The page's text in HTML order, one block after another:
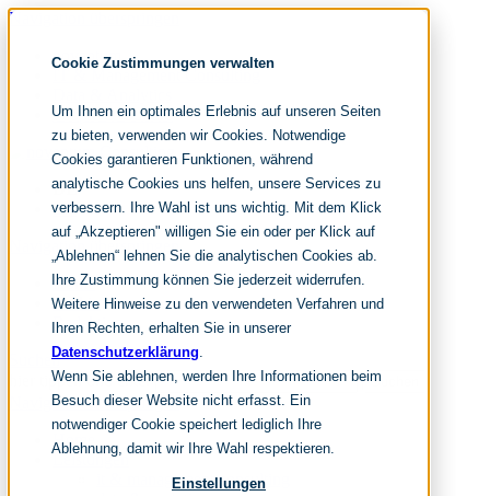
Cookie Zustimmungen verwalten
Um Ihnen ein optimales Erlebnis auf unseren Seiten
zu bieten, verwenden wir Cookies. Notwendige
Cookies garantieren Funktionen, während
analytische Cookies uns helfen, unsere Services zu
verbessern. Ihre Wahl ist uns wichtig. Mit dem Klick
auf „Akzeptieren" willigen Sie ein oder per Klick auf
„Ablehnen“ lehnen Sie die analytischen Cookies ab.
Ihre Zustimmung können Sie jederzeit widerrufen.
Weitere Hinweise zu den verwendeten Verfahren und
Ihren Rechten, erhalten Sie in unserer
Datenschutzerklärung.
Wenn Sie ablehnen, werden Ihre Informationen beim
Besuch dieser Website nicht erfasst. Ein
notwendiger Cookie speichert lediglich Ihre
Ablehnung, damit wir Ihre Wahl respektieren.
Einstellungen
Navigation überspringen
noventum
IT & Management Consulting
People & Culture
DE
EN
Navigation überspringen
Home
Archiv
Redaktion
Suchen
hier tippen und enter
Suchen
Navigation überspringen
Home
Leistungen
it & management consulting